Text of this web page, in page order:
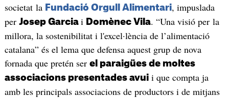
societat la Fundació Orgull Alimentari, impuslada
per Josep Garcia i Domènec Vila. “Una visió per la
millora, la sostenibilitat i l'excel·lència de l’alimentació
catalana” és el lema que defensa aquest grup de nova
fornada que pretén ser el paraigües de moltes
associacions presentades avuii que compta ja
amb les principals associacions de productors i de mitjans